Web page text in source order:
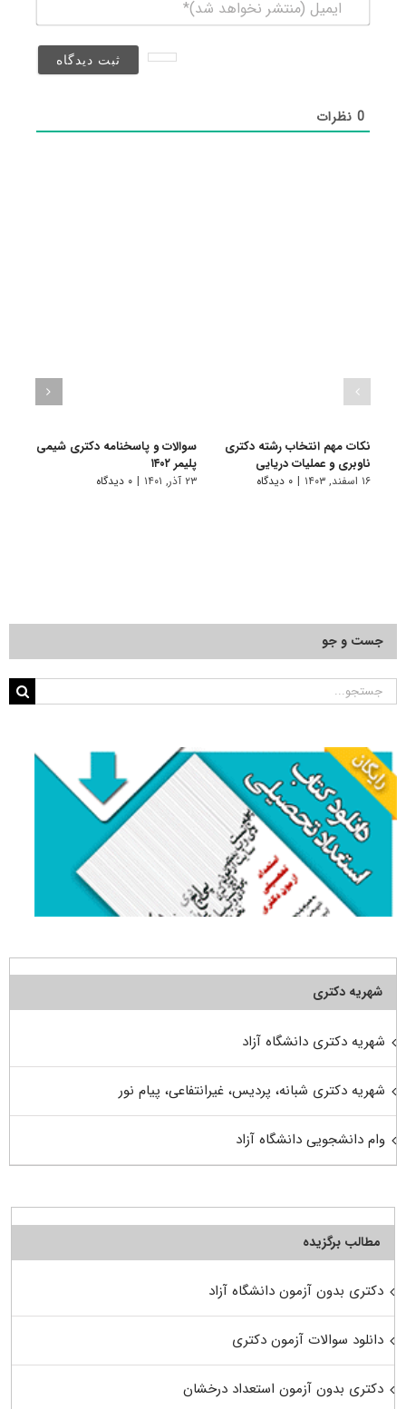
(منتشر
0نظرات
نکات مهم انتخاب رشته دکتری
ناوبری و عملیات دریایی
۱۶ اسفند, ۱۴۰۳ | ۰ دیدگاه
سوالات و پاسخنامه دکتری شیمی
پلیمر ۱۴۰۲
۲۳ آذر, ۱۴۰۱ | ۰ دیدگاه
جست و جو
جستجو
شهریه دکتری
شهریه دکتری دانشگاه آزاد
شهریه دکتری شبانه، پردیس، غیرانتفاعی، پیام نور
وام دانشجویی دانشگاه آزاد
مطالب برگزیده
دکتری بدون آزمون دانشگاه آزاد
دانلود سوالات آزمون دکتری
دکتری بدون آزمون استعداد درخشان